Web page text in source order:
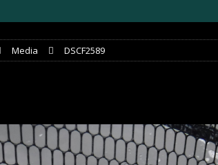
せ
イベント
Media DSCF2589